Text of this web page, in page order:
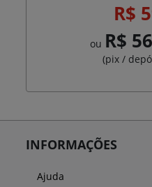
R$
ou R$
(pix /
INFORMAÇÕES
Ajuda